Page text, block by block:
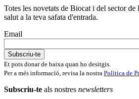
Totes les novetats de Biocat i del sector de
salut a la teva safata d'entrada.
Email
Et pots donar de baixa quan ho desitgis.
Per a més informació, revisa la nostra Política de
Subscriu-te als nostres newsletters